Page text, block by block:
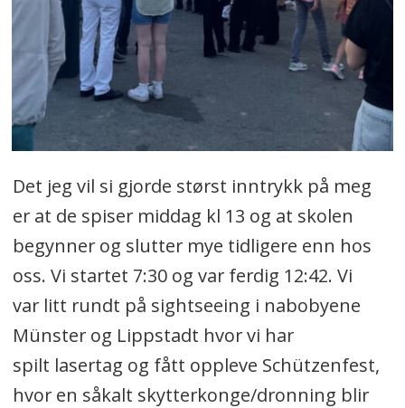
Det jeg vil si gjorde størst inntrykk på meg
er at de spiser middag kl 13 og at skolen
begynner og slutter mye tidligere enn hos
oss. Vi startet 7:30 og var ferdig 12:42. Vi
var litt rundt på sightseeing i nabobyene
Münster og Lippstadt hvor vi har
spilt lasertag og fått oppleve Schützenfest,
hvor en såkalt skytterkonge/dronning blir